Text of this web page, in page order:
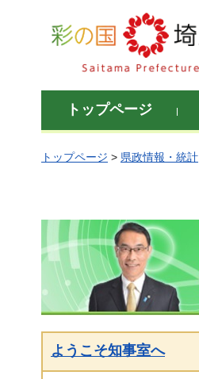
彩の国 埼玉県
トップページ
トップページ > 県政情報・統計
ようこそ知事室へ